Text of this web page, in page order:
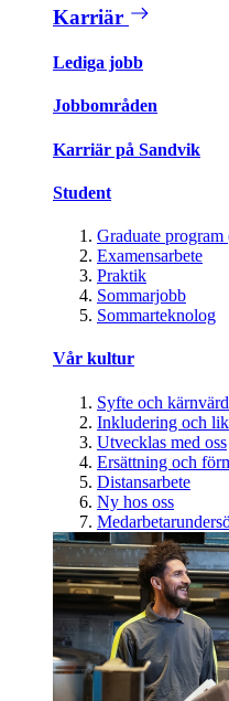
Karriär
Lediga jobb
Jobbområden
Karriär på Sandvik
Student
Graduate program
Examensarbete
Praktik
Sommarjobb
Sommarteknolog
Vår kultur
Syfte och
Inkludering och
Utvecklas med oss
Ersättning och
Distansarbete
Ny hos oss